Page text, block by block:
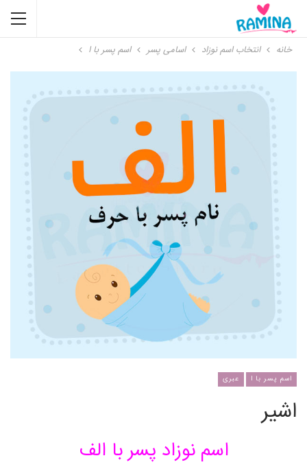
خانه انتخاب اسم نوزاد اسامی پسر اسم پسر با ا
اسم پسر با ا عبری
اشیر
اسم نوزاد پسر با الف